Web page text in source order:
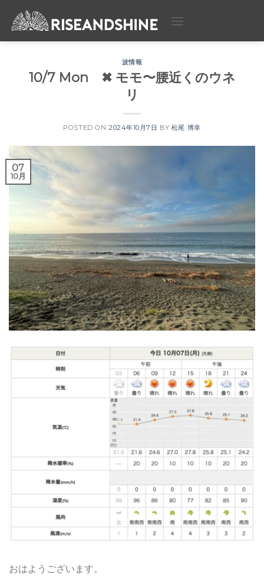
波情報
10/7 Mon ✖︎ モモ〜腰近くのウネ
リ
POSTED ON 2024年10月7日 BY 松尾 博幸
07
10月
おはようございます。